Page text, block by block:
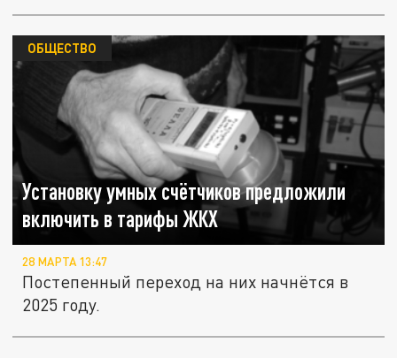
Установку умных счётчиков предложили
включить в тарифы ЖКХ
ОБЩЕСТВО
28 МАРТА 13:47
Постепенный переход на них начнётся в
2025 году.